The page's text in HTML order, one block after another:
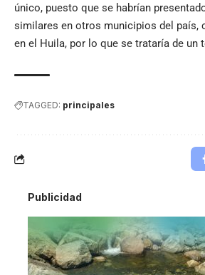
único, puesto que se habrían
similares en otros municipios del país,
en el Huila, por lo que se trataría de un
TAGGED: principales
Publicidad